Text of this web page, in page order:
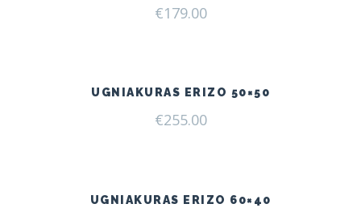
€179.00
UGNIAKURAS ERIZO 50×50
€255.00
UGNIAKURAS ERIZO 60×40